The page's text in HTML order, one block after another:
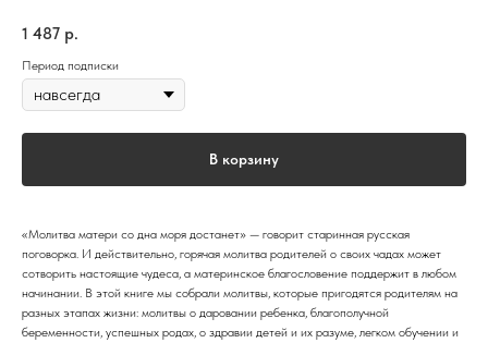
1 487 р.
Период подписки
В корзину
«Молитва матери со дна моря достанет» — говорит старинная русская
поговорка. И действительно, горячая молитва родителей о своих чадах может
сотворить настоящие чудеса, а материнское благословение поддержит в любом
начинании. В этой книге мы собрали молитвы, которые пригодятся родителям на
разных этапах жизни: молитвы о даровании ребенка, благополучной
беременности, успешных родах, о здравии детей и их разуме, легком обучении и